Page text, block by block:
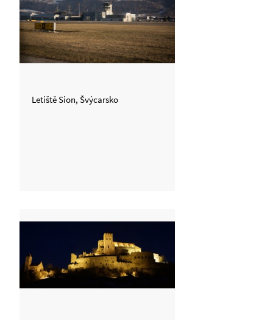
Letiště Sion, Švýcarsko